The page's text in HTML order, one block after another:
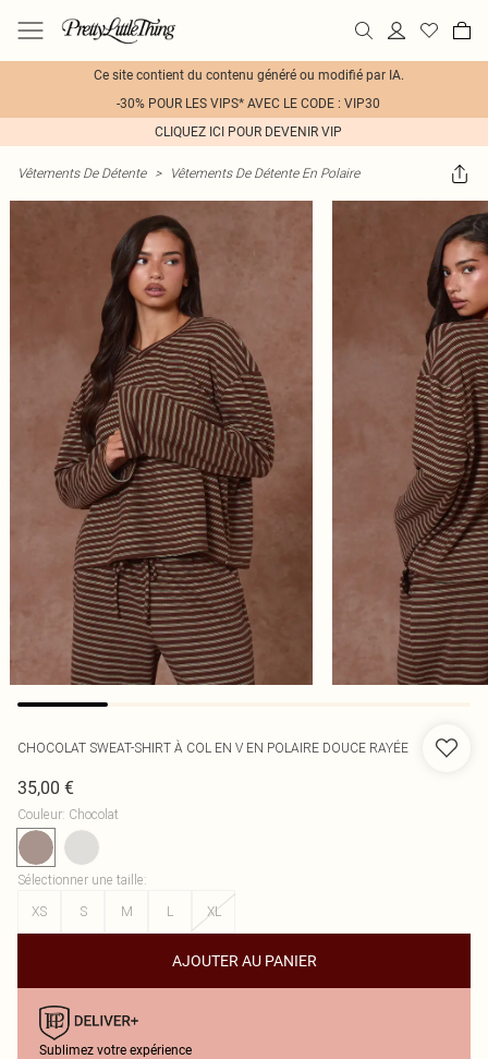
Ce site contient du contenu généré ou modifié par IA.
-30% POUR LES VIPS* AVEC LE CODE : VIP30
CLIQUEZ ICI POUR DEVENIR VIP
Vêtements De Détente > Vêtements De Détente En Polaire
CHOCOLAT SWEAT-SHIRT À COL EN V EN POLAIRE DOUCE RAYÉE
35,00 €
Couleur: Chocolat
Sélectionner une taille:
XS
S M L XL
AJOUTER AU PANIER
Sublimez votre expérience